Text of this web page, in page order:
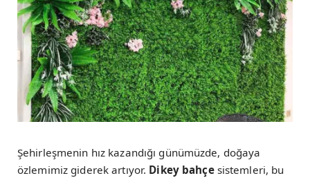
Şehirleşmenin hız kazandığı günümüzde, doğaya
özlemimiz giderek artıyor. Dikey bahçesistemleri, bu